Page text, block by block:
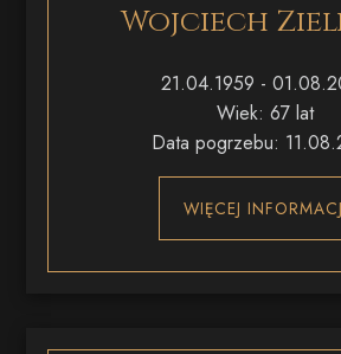
Wojciech
21.04.1959 -
Wiek: 67 lat
Data pogrzebu:
WIĘCEJ